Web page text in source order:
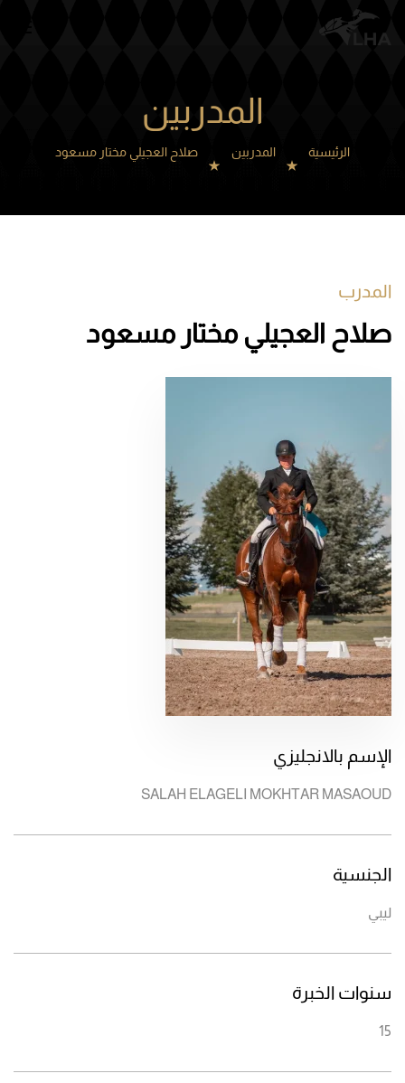
المدربين
الرئيسية المدربين صلاح العجيلي مختار مسعود
المدرب
صلاح العجيلي مختار مسعود
الإسم بالانجليزي
SALAH ELAGELI MOKHTAR MASAOUD
الجنسية
ليبي
سنوات الخبرة
15